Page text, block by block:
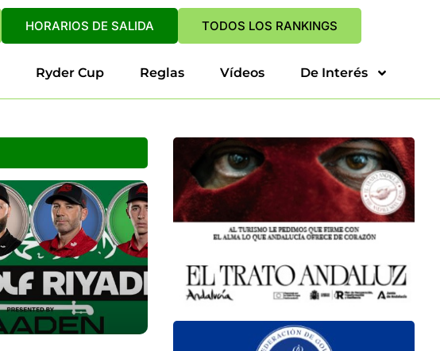
HORARIOS DE SALIDA TODOS LOS RANKINGS
Ryder Cup Reglas Vídeos De Interés